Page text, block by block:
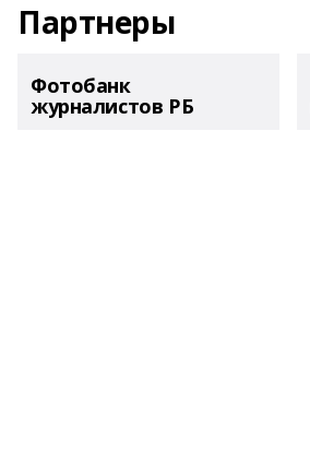
Партнеры
Фотобанк
журналистов РБ